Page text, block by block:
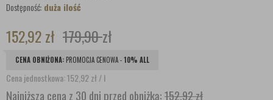
Dostępność: duża ilość
152,92zł 179,90zł
CENA OBNIŻONA: PROMOCJA CENOWA -10% ALL
Cena jednostkowa: 152,92 zł/ l
Najniższa cena z 30 dni przed obniżką:152,92 zł